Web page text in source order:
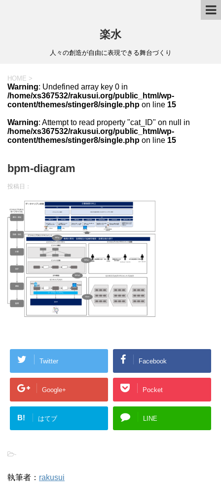
楽水
人々の創造が自由に表現できる舞台づくり
HOME >
Warning: Undefined array key 0 in
/home/xs367532/rakusui.org/public_html/wp-
content/themes/stinger8/single.php on line 15
Warning: Attempt to read property "cat_ID" on null in
/home/xs367532/rakusui.org/public_html/wp-
content/themes/stinger8/single.php on line 15
bpm-diagram
投稿日：
Twitter Facebook
Google+ Pocket
B! はてブ LINE
-
執筆者： rakusui